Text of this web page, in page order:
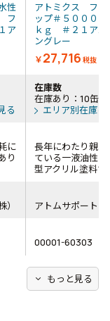
性
フ
ア
アトミクス フロ
ップ＃５０００
ｋｇ ＃２１アメ
ングレー
￥27,716 税抜
る
在庫数
在庫あり：10缶
エリア別在庫を
に
り
長年にわたり親し
ている一液油性(
型アクリル塗料で
アトムサポート（
00001-60303
expand_more もっと見る